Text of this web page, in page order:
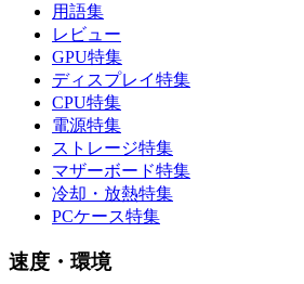
用語集
レビュー
GPU特集
ディスプレイ特集
CPU特集
電源特集
ストレージ特集
マザーボード特集
冷却・放熱特集
PCケース特集
速度・環境